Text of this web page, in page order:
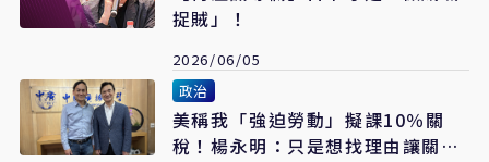
捉賊」！
2026/06/05
政治
美稱我「強迫勞動」擬課10％關
稅！楊永明：只是想找理由讓關稅